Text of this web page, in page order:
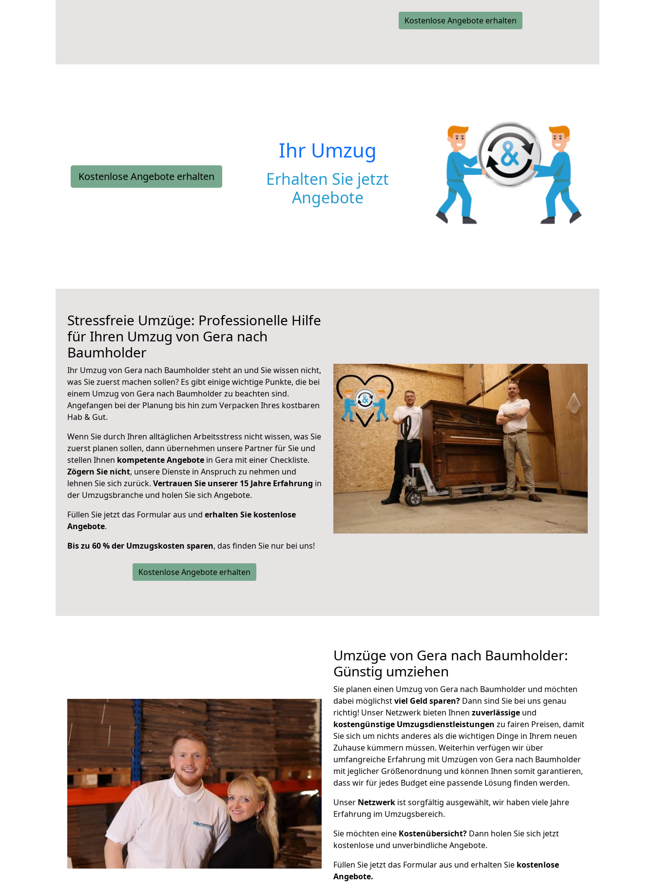
Kostenlose Angebote erhalten
Kostenlose Angebote erhalten
Ihr Umzug
Erhalten Sie jetzt
Angebote
Stressfreie Umzüge: Professionelle Hilfe
für Ihren Umzug von Gera nach
Baumholder
Ihr Umzug von Gera nach Baumholder steht an und Sie wissen nicht,
was Sie zuerst machen sollen? Es gibt einige wichtige Punkte, die bei
einem Umzug von Gera nach Baumholder zu beachten sind.
Angefangen bei der Planung bis hin zum Verpacken Ihres kostbaren
Hab & Gut.
Wenn Sie durch Ihren alltäglichen Arbeitsstress nicht wissen, was Sie
zuerst planen sollen, dann übernehmen unsere Partner für Sie und
stellen Ihnen kompetente Angebote in Gera mit einer Checkliste.
Zögern Sie nicht, unsere Dienste in Anspruch zu nehmen und
lehnen Sie sich zurück. Vertrauen Sie unserer 15 Jahre Erfahrung in
der Umzugsbranche und holen Sie sich Angebote.
Füllen Sie jetzt das Formular aus und erhalten Sie kostenlose
Angebote.
Bis zu 60 % der Umzugskosten sparen, das finden Sie nur bei uns!
Kostenlose Angebote erhalten
Umzüge von Gera nach Baumholder:
Günstig umziehen
Sie planen einen Umzug von Gera nach Baumholder und möchten
dabei möglichstviel Geld sparen? Dann sind Sie bei uns genau
richtig! Unser Netzwerk bieten Ihnen zuverlässige und
kostengünstige Umzugsdienstleistungen zu fairen Preisen, damit
Sie sich um nichts anderes als die wichtigen Dinge in Ihrem neuen
Zuhause kümmern müssen. Weiterhin verfügen wir über
umfangreiche Erfahrung mit Umzügen von Gera nach Baumholder
mit jeglicher Größenordnung und können Ihnen somit garantieren,
dass wir für jedes Budget eine passende Lösung finden werden.
Unser Netzwerk ist sorgfältig ausgewählt, wir haben viele Jahre
Erfahrung im Umzugsbereich.
Sie möchten eine Kostenübersicht? Dann holen Sie sich jetzt
kostenlose und unverbindliche Angebote.
Füllen Sie jetzt das Formular aus und erhalten Sie kostenlose
Angebote.